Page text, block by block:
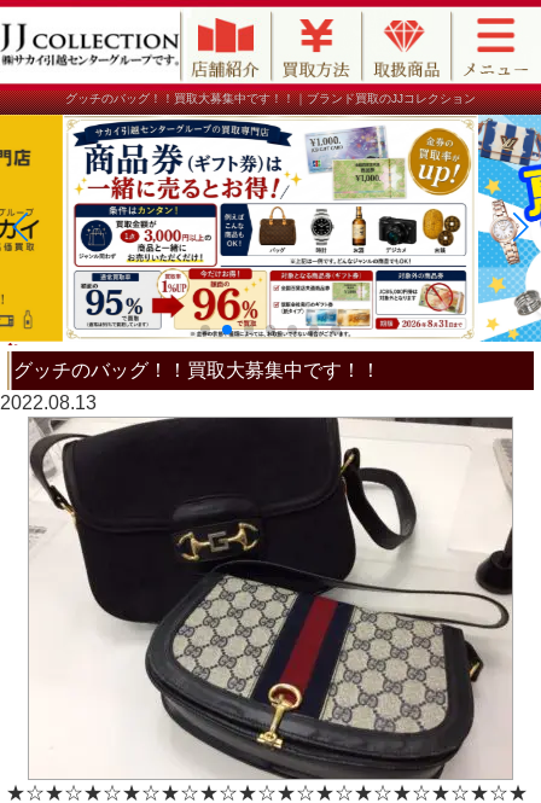
グッチのバッグ！！買取大募集中です！！｜ブランド買取のJJコレクション
グッチのバッグ！！買取大募集中です！！
2022.08.13
★☆★☆★☆★☆★☆★☆★☆★☆★☆★☆★☆★☆★☆★